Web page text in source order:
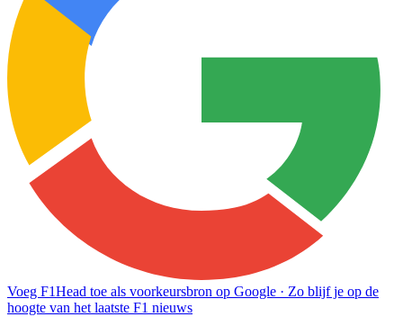
Voeg F1Head toe als voorkeursbron op Google · Zo blijf je op de
hoogte van het laatste F1 nieuws